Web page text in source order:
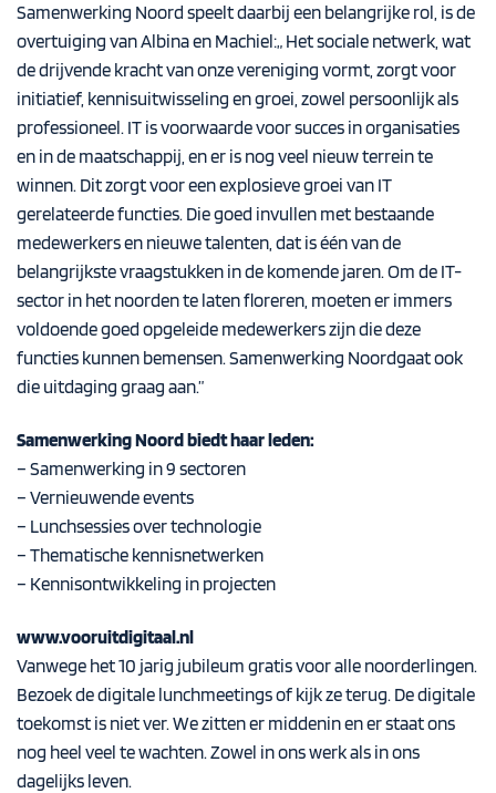
Samenwerking Noord speelt daarbij een belangrijke rol, is de
overtuiging van Albina en Machiel:„ Het sociale netwerk, wat
de drijvende kracht van onze vereniging vormt, zorgt voor
initiatief, kennisuitwisseling en groei, zowel persoonlijk als
professioneel. IT is voorwaarde voor succes in organisaties
en in de maatschappij, en er is nog veel nieuw terrein te
winnen. Dit zorgt voor een explosieve groei van IT
gerelateerde functies. Die goed invullen met bestaande
medewerkers en nieuwe talenten, dat is één van de
belangrijkste vraagstukken in de komende jaren. Om de IT-
sector in het noorden te laten floreren, moeten er immers
voldoende goed opgeleide medewerkers zijn die deze
functies kunnen bemensen. Samenwerking Noordgaat ook
die uitdaging graag aan.”
Samenwerking Noord biedt haar leden:
– Samenwerking in 9 sectoren
– Vernieuwende events
– Lunchsessies over technologie
– Thematische kennisnetwerken
– Kennisontwikkeling in projecten
www.vooruitdigitaal.nl
Vanwege het 10 jarig jubileum gratis voor alle noorderlingen.
Bezoek de digitale lunchmeetings of kijk ze terug. De digitale
toekomst is niet ver. We zitten er middenin en er staat ons
nog heel veel te wachten. Zowel in ons werk als in ons
dagelijks leven.